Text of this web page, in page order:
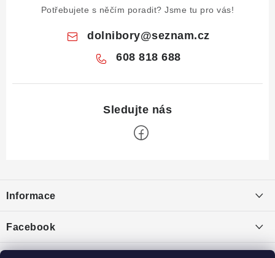
Potřebujete s něčím poradit? Jsme tu pro vás!
dolnibory@seznam.cz
608 818 688
p
a
í
Informace
Puncovní značky
Facebook